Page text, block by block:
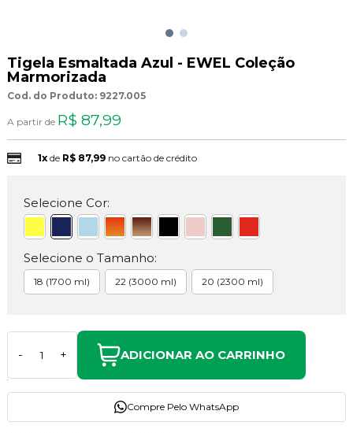
Tigela Esmaltada Azul - EWEL Coleção
Marmorizada
Cod. do Produto: 9227.005
A partir de R$ 87,99
1xde R$ 87,99 no cartão de crédito
Selecione Cor:
Selecione o Tamanho:
18 (1700 ml) 22 (3000 ml) 20 (2300 ml)
- + ADICIONAR AO CARRINHO
Compre Pelo WhatsApp